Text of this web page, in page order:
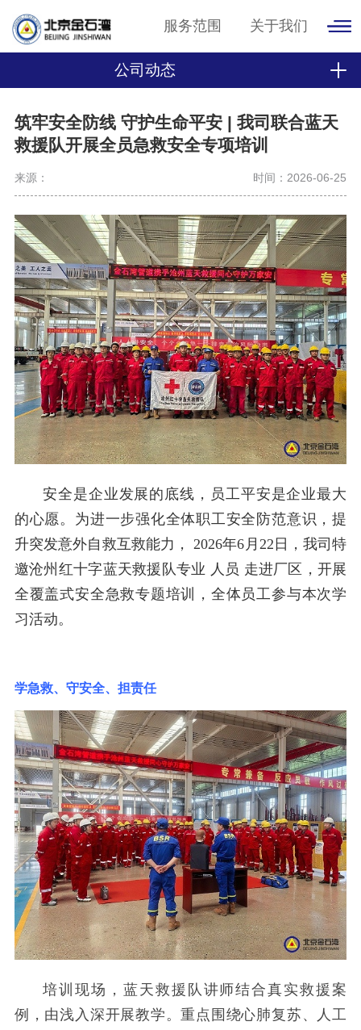
服务范围 关于我们
公司动态
筑牢安全防线 守护生命平安 | 我司联合蓝天
救援队开展全员急救安全专项培训
来源： 时间：2026-06-25
安全是企业发展的底线，员工平安是企业最大
的心愿。为进一步强化全体职工安全防范意识，提
升突发意外自救互救能力，
2026年6月22日，我司特
邀沧州红十字蓝天救援队专业 人员 走进厂区，开展
全覆盖式安全急救专题培训，全体员工参与本次学
习活动。
学急救、守安全、担责任
培训现场，蓝天救援队讲师结合真实救援案
例，由浅入深开展教学。重点围绕心肺复苏、人工